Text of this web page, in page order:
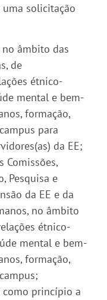
uma solicitação
no âmbito das
de
étnico-
mental e bem-
formação,
para
da EE;
Comissões,
Pesquisa e
da EE e da
no âmbito
étnico-
mental e bem-
formação,
como princípio a